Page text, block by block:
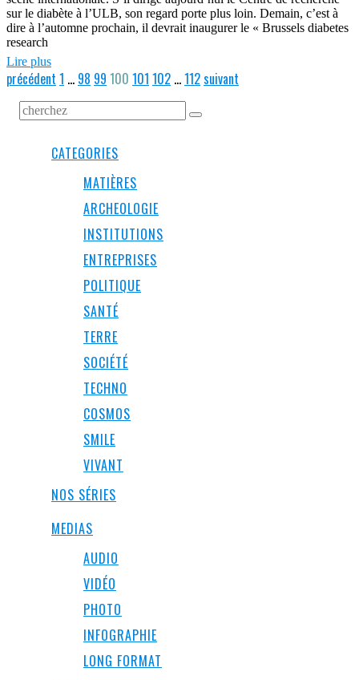
sur le diabète à l’ULB, son regard porte plus loin. Demain, c’est à
dire à l’automne prochain, il devrait inaugurer le « Brussels diabetes
research
Lire plus
précédent 1 … 98 99 100 101 102 …112suivant
CATEGORIES
MATIÈRES
ARCHEOLOGIE
INSTITUTIONS
ENTREPRISES
POLITIQUE
SANTÉ
TERRE
SOCIÉTÉ
TECHNO
COSMOS
SMILE
VIVANT
NOS SÉRIES
MEDIAS
AUDIO
VIDÉO
PHOTO
INFOGRAPHIE
LONG FORMAT